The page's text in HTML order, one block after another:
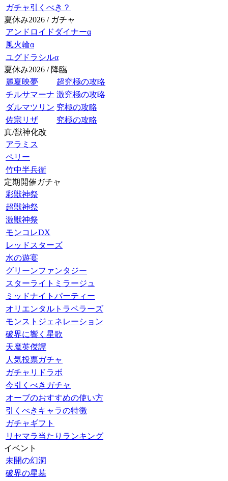
ガチャ引くべき？
夏休み2026 / ガチャ
アンドロイドダイナーα
風火輪α
ユグドラシルα
夏休み2026 / 降臨
麗夏映夢
超究極の攻略
チルサマーナ 激究極の攻略
ダルマツリン 究極の攻略
佐宗リザ
究極の攻略
真/獣神化改
アラミス
ペリー
竹中半兵衛
定期開催ガチャ
彩獣神祭
超獣神祭
激獣神祭
モンコレDX
レッドスターズ
水の遊宴
グリーンファンタジー
スターライトミラージュ
ミッドナイトパーティー
オリエンタルトラベラーズ
モンストジェネレーション
破界に響く星歌
天魔英傑譚
人気投票ガチャ
ガチャリドラボ
今引くべきガチャ
オーブのおすすめの使い方
引くべきキャラの特徴
ガチャギフト
リセマラ当たりランキング
イベント
未開の幻洞
破界の星墓